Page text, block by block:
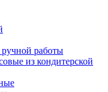
работы
из кондитерской